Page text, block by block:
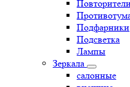
Подфарники
Подсветка
Лампы
Зеркала
салонные